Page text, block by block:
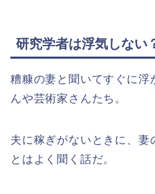
研究学者は浮気しない
糟糠の妻と聞いてすぐに浮
んや芸術家さんたち。
夫に稼ぎがないときに、妻
とはよく聞く話だ。